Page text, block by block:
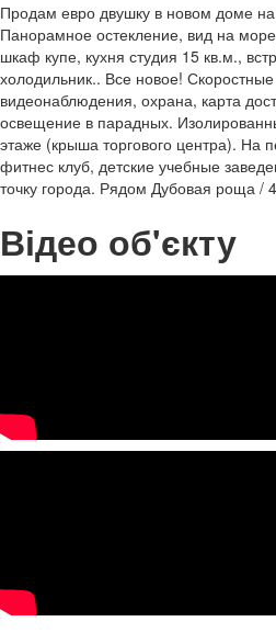
Продам евро двушку в новом доме
Панорамное остекление, вид на
шкаф купе, кухня студия 15 кв.м.,
холодильник.. Все новое!
видеонаблюдения, охрана, карта
освещение в парадных.
этаже (крыша торгового центра). На
фитнес клуб, детские учебные
точку города. Рядом Дубовая роща /
Відео об'єкту